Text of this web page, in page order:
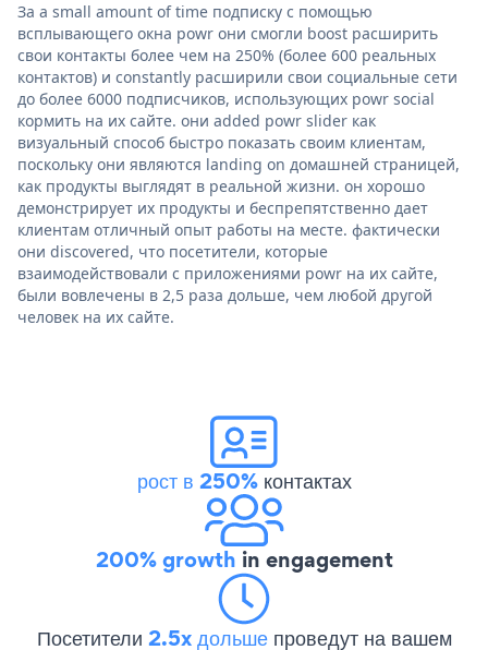
За a small amount of time подписку с помощью
всплывающего окна powr они смогли boost расширить
свои контакты более чем на 250% (более 600 реальных
контактов) и constantly расширили свои социальные сети
до более 6000 подписчиков, использующих powr social
кормить на их сайте. они added powr slider как
визуальный способ быстро показать своим клиентам,
поскольку они являются landing on домашней страницей,
как продукты выглядят в реальной жизни. он хорошо
демонстрирует их продукты и беспрепятственно дает
клиентам отличный опыт работы на месте. фактически
они discovered, что посетители, которые
взаимодействовали с приложениями powr на их сайте,
были вовлечены в 2,5 раза дольше, чем любой другой
человек на их сайте.
рост в 250%контактах
200% growth in engagement
Посетители 2.5x дольше проведут на вашем